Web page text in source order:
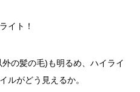
イト！
の髪の毛)も明るめ、ハイライ
ルがどう見えるか。